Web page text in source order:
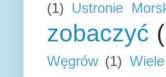
(1) Ustronie
zobaczyć
Węgrów (1) Wiele